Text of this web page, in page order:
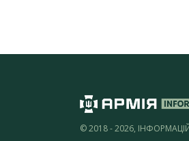
© 2018 - 2026,